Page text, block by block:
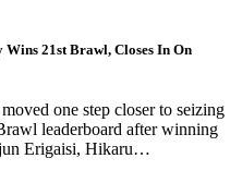
21st Brawl, Closes In On
one step closer to seizing
leaderboard after winning
Erigaisi, Hikaru…